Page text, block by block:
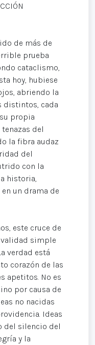
de más de
prueba
cataclismo,
hoy, hubiese
abriendo la
distintos, cada
propia
del
la fibra audaz
del
con la
historia,
un drama de
este cruce de
simple
verdad está
corazón de las
apetitos. No es
por causa de
no nacidas
Ideas
del silencio del
y la